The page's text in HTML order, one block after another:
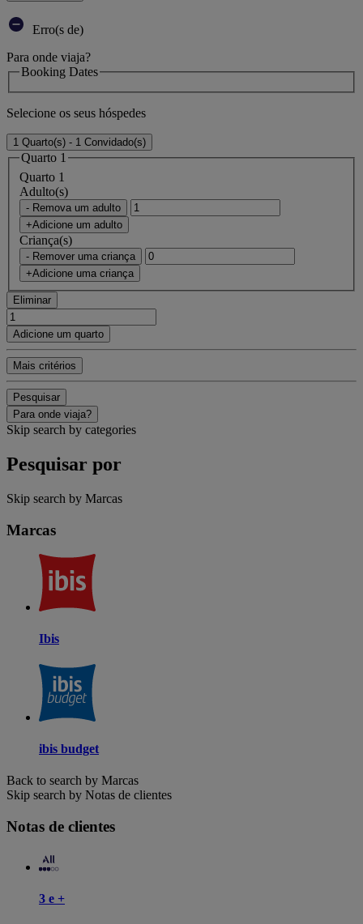
Erro(s de)
Para onde viaja?
Booking Dates
Selecione os seus hóspedes
1 Quarto(s) - 1 Convidado(s)
Quarto 1
Quarto 1
Adulto(s)
- Remova um adulto
+Adicione um adulto
Criança(s)
- Remover uma criança
+Adicione uma criança
Eliminar
Adicione um quarto
Mais critérios
Pesquisar
Para onde viaja?
Skip search by categories
Pesquisar por
Skip search by Marcas
Marcas
Ibis
ibis budget
Back to search by Marcas
Skip search by Notas de clientes
Notas de clientes
3 e +